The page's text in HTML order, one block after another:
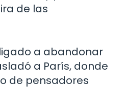
de las
a abandonar
a París, donde
de pensadores